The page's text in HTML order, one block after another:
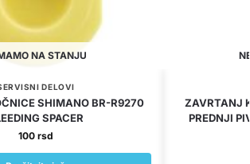
NA STANJU
DELOVI
SHIMANO BR-R9270
SPACER
100 rsd
ZAVRTANJ
PREDNJI